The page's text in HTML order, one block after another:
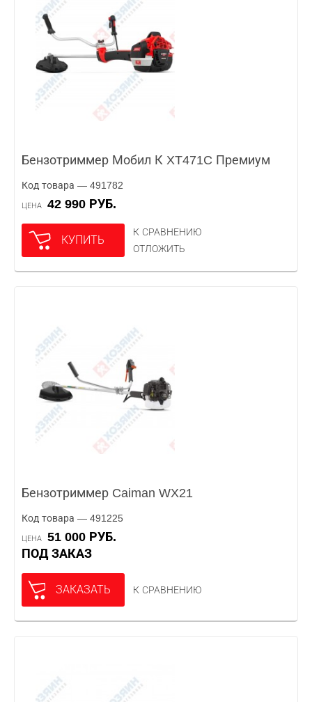
Бензотриммер Мобил К XT471C Премиум
Код товара — 491782
ЦЕНА 42 990 РУБ.
КУПИТЬ
К СРАВНЕНИЮ
ОТЛОЖИТЬ
Бензотриммер Caiman WX21
Код товара — 491225
ЦЕНА
51 000 РУБ.
ПОД ЗАКАЗ
ЗАКАЗАТЬ К СРАВНЕНИЮ